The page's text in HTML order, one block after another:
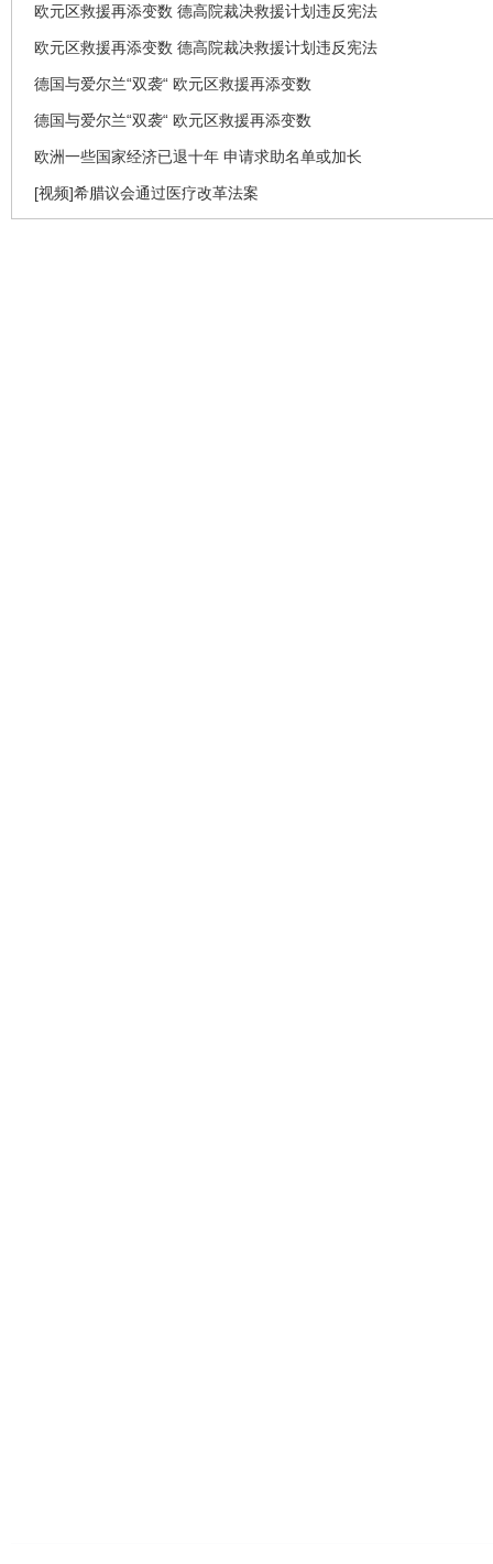
欧元区救援再添变数 德高院裁决救援计划违反宪法
欧元区救援再添变数 德高院裁决救援计划违反宪法
德国与爱尔兰“双袭“ 欧元区救援再添变数
德国与爱尔兰“双袭“ 欧元区救援再添变数
欧洲一些国家经济已退十年 申请求助名单或加长
[视频]希腊议会通过医疗改革法案